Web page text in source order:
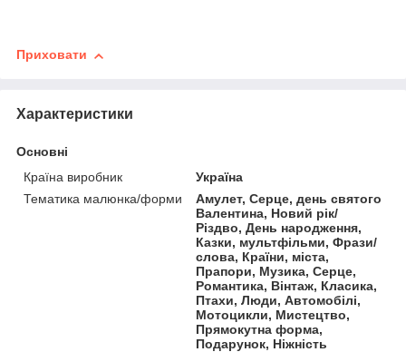
Приховати
Характеристики
Основні
Країна виробник
Україна
Тематика малюнка/форми
Амулет, Серце, день святого
Валентина, Новий рік/
Різдво, День народження,
Казки, мультфільми, Фрази/
слова, Країни, міста,
Прапори, Музика, Серце,
Романтика, Вінтаж, Класика,
Птахи, Люди, Автомобілі,
Мотоцикли, Мистецтво,
Прямокутна форма,
Подарунок, Ніжність